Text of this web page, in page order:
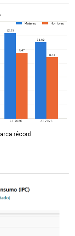
récord